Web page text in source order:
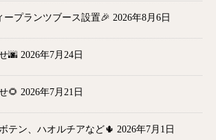
ープランツブース設置🎉 2026年8月6日
🌆 2026年7月24日
🌻 2026年7月21日
テン、ハオルチアなど🌵 2026年7月1日